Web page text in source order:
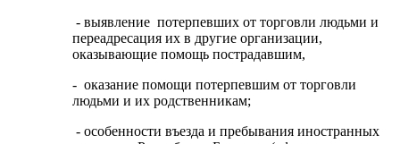
- выявление потерпевших от торговли людьми и
переадресация их в другие организации,
оказывающие помощь пострадавшим,
- оказание помощи потерпевшим от торговли
людьми и их родственникам;
- особенности въезда и пребывания иностранных